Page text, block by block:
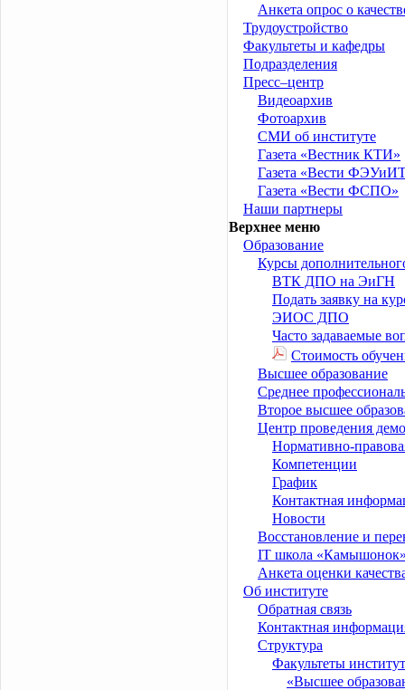
Анкета опрос о
Трудоустройство
Факультеты и кафедры
Подразделения
Пресс–центр
Видеоархив
Фотоархив
СМИ об институте
Газета «Вестник КТИ»
Газета «Вести
Газета «Вести ФСПО»
Наши партнеры
Верхнее меню
Образование
Курсы
ВТК ДПО на ЭиГН
Подать заявку на
ЭИОС ДПО
Часто задаваемые
Стоимость
Высшее образование
Среднее
Второе высшее
Центр проведения
Нормативно-
Компетенции
График
Контактная
Новости
Восстановление и
IT школа
Анкета оценки
Об институте
Обратная связь
Контактная
Структура
Факультеты
«Высшее